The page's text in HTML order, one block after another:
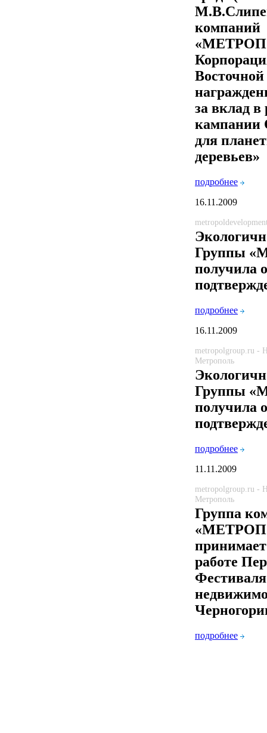
компаний
за вклад
для
деревьев»
подробнее
16.11.2009
Группы
получила
подробнее
16.11.2009
metropolgroup.ru -
Метрополь
Группы
получила
подробнее
11.11.2009
metropolgroup.ru -
Метрополь
Группа
работе
подробнее